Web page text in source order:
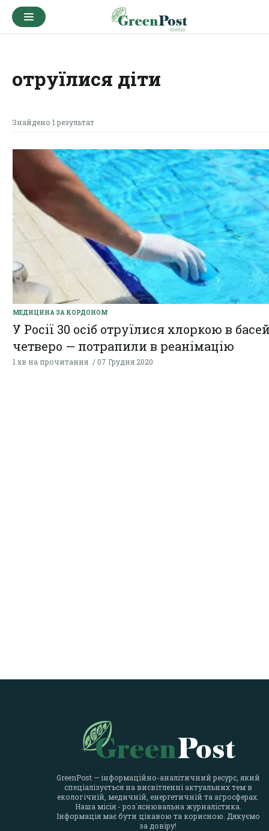
отруїлися діти
Знайдено 1 результат
МЕДИЦИНА ЗА КОРДОНОМ
У Росії 30 осіб отруїлися хлоркою в
четверо — потрапили в реанімацію
1 хв на прочитання 07 Грудня 2020
GreenPost — інформаційно-аналітичний ресурс, який
спеціалізується на висвітленні актуальних тем в
екологічній, медичній, енергетичній та агросферах.
Наша місія - роз`яснювальна журналістика.
Інформація має бути цікавою та корисною. Дякуємо
за довіру!